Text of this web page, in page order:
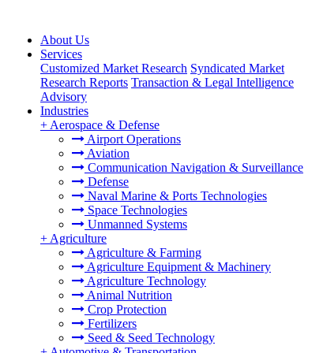
About Us
Services
Customized Market Research Syndicated Market
Research Reports Transaction & Legal Intelligence
Advisory
Industries
+ Aerospace & Defense
Airport Operations
Aviation
Communication Navigation & Surveillance
Defense
Naval Marine & Ports Technologies
Space Technologies
Unmanned Systems
+ Agriculture
Agriculture & Farming
Agriculture Equipment & Machinery
Agriculture Technology
Animal Nutrition
Crop Protection
Fertilizers
Seed & Seed Technology